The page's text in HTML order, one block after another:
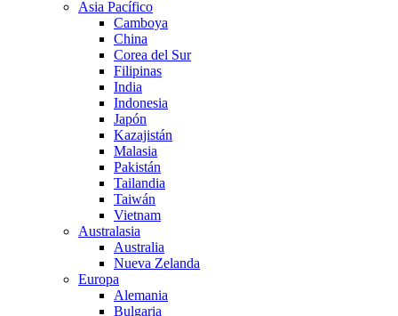
Asia Pacífico
Camboya
China
Corea del Sur
Filipinas
India
Indonesia
Japón
Kazajistán
Malasia
Pakistán
Tailandia
Taiwán
Vietnam
Australasia
Australia
Nueva Zelanda
Europa
Alemania
Bulgaria